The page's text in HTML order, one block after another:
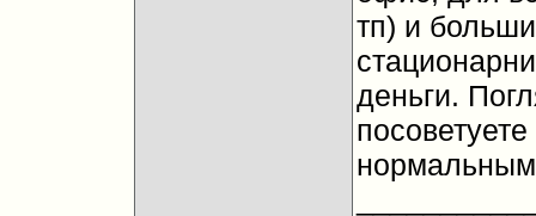
тп) и
деньги.